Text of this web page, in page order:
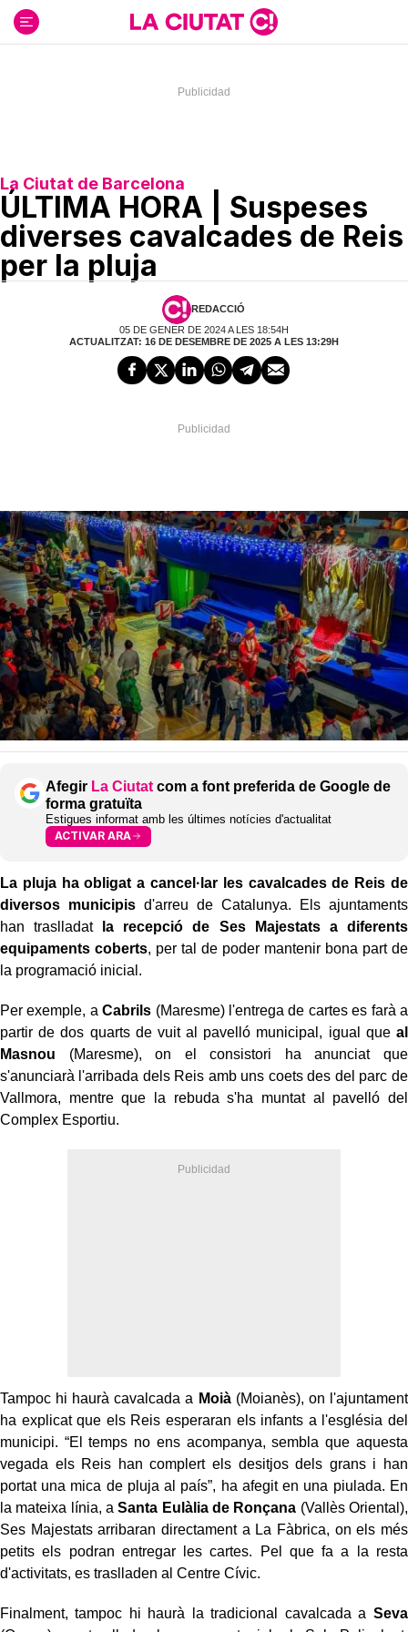
contenido
La Ciutat de Barcelona
ÚLTIMA HORA | Suspeses
diverses cavalcades de Reis
per la pluja
REDACCIÓ
05 DE GENER DE 2024 A LES 18:54H
ACTUALITZAT: 16 DE DESEMBRE DE 2025 A LES 13:29H
Afegir La Ciutat com a font preferida de Google de
forma gratuïta
Estigues informat amb les últimes notícies d'actualitat
ACTIVAR ARA
La pluja ha obligat a cancel·lar les cavalcades de Reis de
diversos municipis d'arreu de Catalunya. Els ajuntaments
han traslladat
la recepció de Ses Majestats a diferents
equipaments coberts, per tal de poder mantenir bona part de
la programació inicial.
Per exemple, aCabrils (Maresme) l'entrega de cartes es farà a
partir de dos quarts de vuit al pavelló municipal, igual que al
Masnou (Maresme), on el consistori ha anunciat que
s'anunciarà l'arribada dels Reis amb uns coets des del parc de
Vallmora, mentre que la rebuda s'ha muntat al pavelló del
Complex Esportiu.
Tampoc hi haurà cavalcada a Moià(Moianès), on l'ajuntament
ha explicat que els Reis esperaran els infants a l'església del
municipi. “El temps no ens acompanya, sembla que aquesta
vegada els Reis han complert els desitjos dels grans i han
portat una mica de pluja al país”, ha afegit en una piulada. En
la mateixa línia, aSanta Eulàlia de Ronçana (Vallès Oriental),
Ses Majestats arribaran directament a La Fàbrica, on els més
petits els podran entregar les cartes. Pel que fa a la resta
d'activitats, es traslladen al Centre Cívic.
Finalment, tampoc hi haurà la tradicional cavalcada a Seva